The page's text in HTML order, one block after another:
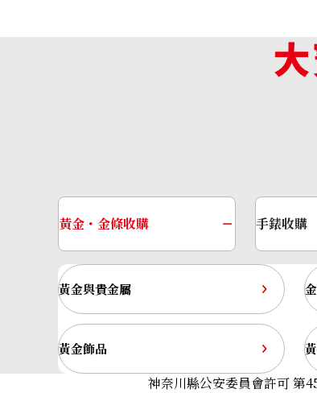
Chronograph Ginza Limited
黃金・金條收購
黃金與貴金屬
黃金飾品
手錶收購
神奈川縣公安委員會許可 第